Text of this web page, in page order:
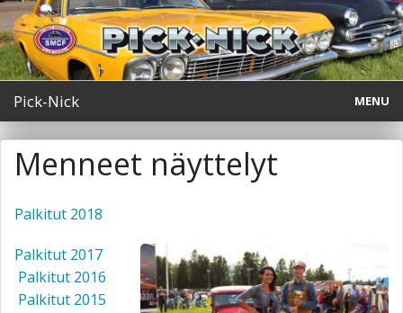
Pick-Nick MENU
#42 Pick-Nick 2.8.2026
Pick-Nick Magazine & media
SMCF Ry
Yhteystiedot
Menneet näyttelyt
Palkitut 2018
Palkitut 2017
Palkitut 2016
Palkitut 2015